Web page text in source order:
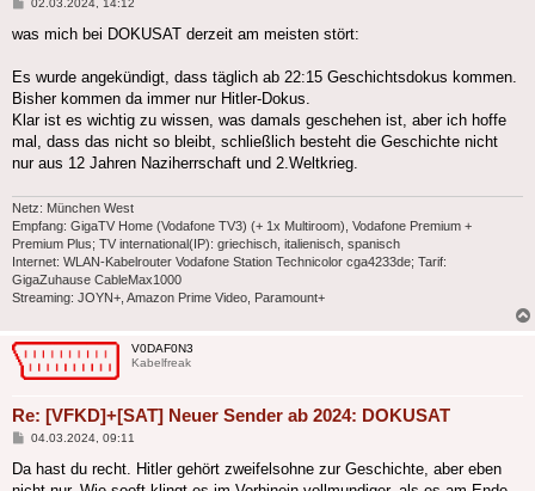
02.03.2024, 14:12
was mich bei DOKUSAT derzeit am meisten stört:
Es wurde angekündigt, dass täglich ab 22:15 Geschichtsdokus kommen.
Bisher kommen da immer nur Hitler-Dokus.
Klar ist es wichtig zu wissen, was damals geschehen ist, aber ich hoffe
mal, dass das nicht so bleibt, schließlich besteht die Geschichte nicht
nur aus 12 Jahren Naziherrschaft und 2.Weltkrieg.
Netz: München West
Empfang: GigaTV Home (Vodafone TV3) (+ 1x Multiroom), Vodafone Premium +
Premium Plus; TV international(IP): griechisch, italienisch, spanisch
Internet: WLAN-Kabelrouter Vodafone Station Technicolor cga4233de; Tarif:
GigaZuhause CableMax1000
Streaming: JOYN+, Amazon Prime Video, Paramount+
V0DAF0N3
Kabelfreak
Re: [VFKD]+[SAT] Neuer Sender ab 2024: DOKUSAT
Beitrag
04.03.2024, 09:11
Da hast du recht. Hitler gehört zweifelsohne zur Geschichte, aber eben